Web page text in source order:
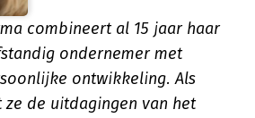
combineert al 15 jaar haar
ondernemer met
ontwikkeling. Als
de uitdagingen van het